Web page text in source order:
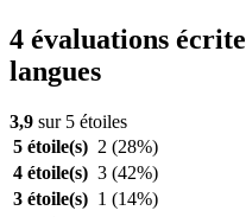
4 évaluations
langues
3,9 sur 5 étoiles
5 étoile(s) 2 (28%)
4 étoile(s) 3 (42%)
3 étoile(s) 1 (14%)